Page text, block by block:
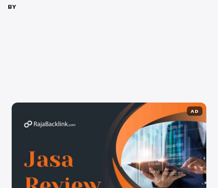
diselenggarakan pada saat-saat tertentu, seperti
BY
AD